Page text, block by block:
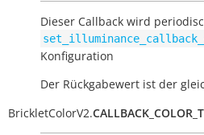
Dieser Callback wird
Konfiguration
Der Rückgabewert ist der
BrickletColorV2.